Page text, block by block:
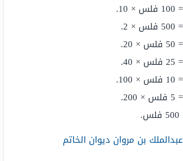
بن مروان ديوان الخاتم